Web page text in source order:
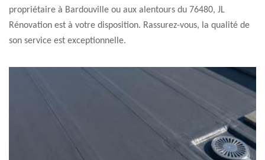
propriétaire à Bardouville ou aux alentours du 76480, JL
Rénovation est à votre disposition. Rassurez-vous, la qualité de
son service est exceptionnelle.